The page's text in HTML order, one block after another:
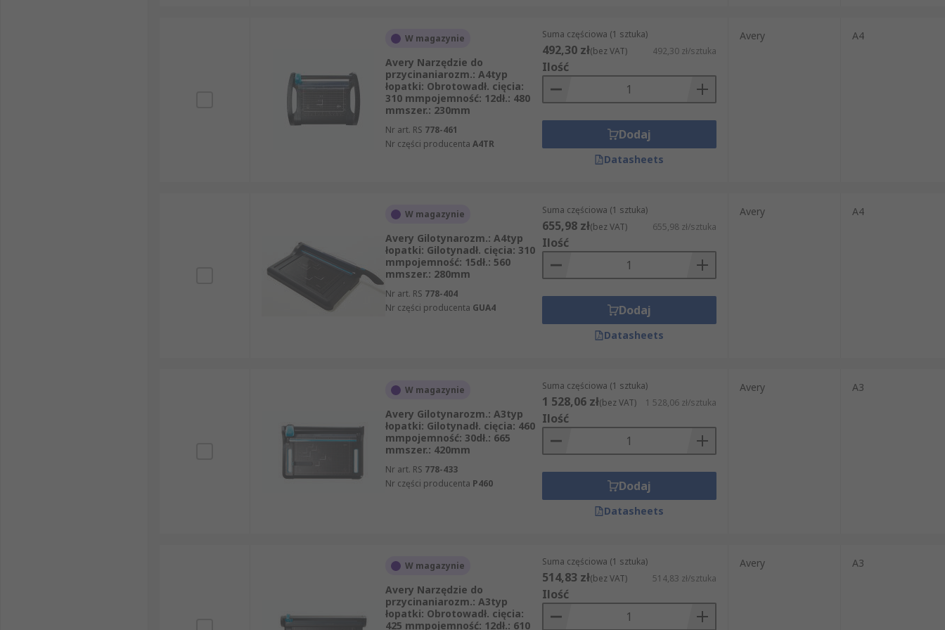
W magazynie
Avery Narzędzie do
przycinaniarozm.: A4typ
łopatki: Obrotowadł. cięcia:
310 mmpojemność: 12dł.: 480
mmszer.: 230mm
Nr art. RS 778-461
Nr części producenta A4TR
Suma częściowa (1 sztuka)
492,30 zł(bez VAT) 492,30 zł/sztuka
Ilość
Dodaj
Datasheets
Avery A4
W magazynie
Avery Gilotynarozm.: A4typ
łopatki: Gilotynadł. cięcia: 310
mmpojemność: 15dł.: 560
mmszer.: 280mm
Nr art. RS 778-404
Nr części producenta GUA4
Suma częściowa (1 sztuka)
655,98 zł(bez VAT) 655,98 zł/sztuka
Ilość
Dodaj
Datasheets
Avery A4
W magazynie
Avery Gilotynarozm.: A3typ
łopatki: Gilotynadł. cięcia: 460
mmpojemność: 30dł.: 665
mmszer.: 420mm
Nr art. RS 778-433
Nr części producenta P460
Suma częściowa (1 sztuka)
1 528,06 zł(bez VAT) 1 528,06 zł/sztuka
Ilość
Dodaj
Datasheets
Avery A3
W magazynie
Avery Narzędzie do
przycinaniarozm.: A3typ
łopatki: Obrotowadł. cięcia:
425 mmpojemność: 12dł.: 610
Suma częściowa (1 sztuka)
514,83 zł(bez VAT) 514,83 zł/sztuka
Ilość
Avery A3